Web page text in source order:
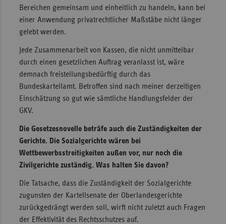
Bereichen gemeinsam und einheitlich zu handeln, kann bei
einer Anwendung privatrechtlicher Maßstäbe nicht länger
gelebt werden.
Jede Zusammenarbeit von Kassen, die nicht unmittelbar
durch einen gesetzlichen Auftrag veranlasst ist, wäre
demnach freistellungsbedürftig durch das
Bundeskartellamt. Betroffen sind nach meiner derzeitigen
Einschätzung so gut wie sämtliche Handlungsfelder der
GKV.
Die Gesetzesnovelle beträfe auch die Zuständigkeiten der
Gerichte. Die Sozialgerichte wären bei
Wettbewerbsstreitigkeiten außen vor, nur noch die
Zivilgerichte zuständig. Was halten Sie davon?
Die Tatsache, dass die Zuständigkeit der Sozialgerichte
zugunsten der Kartellsenate der Oberlandesgerichte
zurückgedrängt werden soll, wirft nicht zuletzt auch Fragen
der Effektivität des Rechtsschutzes auf.